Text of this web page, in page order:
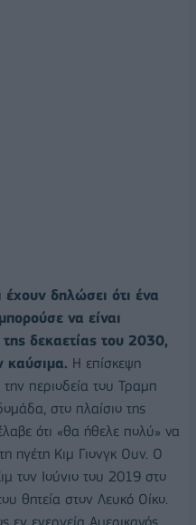
έχουν δηλώσει ότι ένα
να είναι
δεκαετίας του 2030,
καύσιμα. Η επίσκεψη
περιοδεία του Τραμπ
στο πλαίσιο της
ότι «θα ήθελε πολύ» να
ηγέτη Κιμ Γιονγκ Ουν. Ο
τον Ιούνιο του 2019 στο
θητεία στον Λευκό Οίκο.